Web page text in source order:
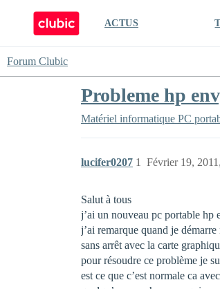
ACTUS
Forum Clubic
Probleme hp
Matériel informatique PC
lucifer0207 Février 19,
1
Salut à tous
j’ai un nouveau pc portable
j’ai remarque quand je
sans arrêt avec la carte
pour résoudre ce problème je
est ce que c’est normale ca